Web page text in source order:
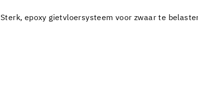
Sterk, epoxy gietvloersysteem voor zwaar te